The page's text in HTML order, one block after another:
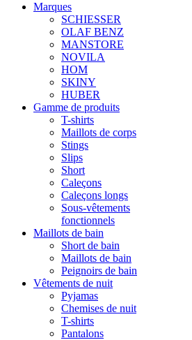
Marques
SCHIESSER
OLAF BENZ
MANSTORE
NOVILA
HOM
SKINY
HUBER
Gamme de produits
T-shirts
Maillots de corps
Stings
Slips
Short
Caleçons
Caleçons longs
Sous-vêtements
fonctionnels
Maillots de bain
Short de bain
Maillots de bain
Peignoirs de bain
Vêtements de nuit
Pyjamas
Chemises de nuit
T-shirts
Pantalons